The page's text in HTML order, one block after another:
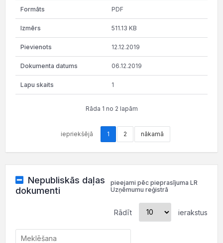
PDF
511.13 KB
12.12.2019
06.12.2019
1
Rāda 1 no 2 lapām
iepriekšējā 1 2 nākamā
Nepubliskās daļas
dokumenti
pieejami pēc pieprasījuma LR
Uzņēmumu reģistrā
Rādīt ierakstus